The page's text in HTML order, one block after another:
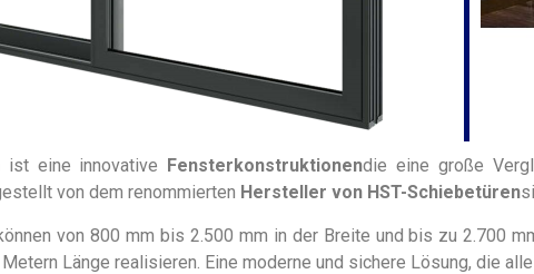
ist eine innovative Fensterkonstruktionendie eine große
von dem renommierten Hersteller von HST-Schiebetüren
von 800 mm bis 2.500 mm in der Breite und bis zu 2.700
Länge realisieren. Eine moderne und sichere Lösung, die